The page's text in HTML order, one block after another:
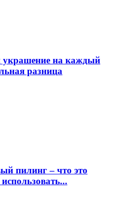
украшение на каждый
разница
пилинг – что это